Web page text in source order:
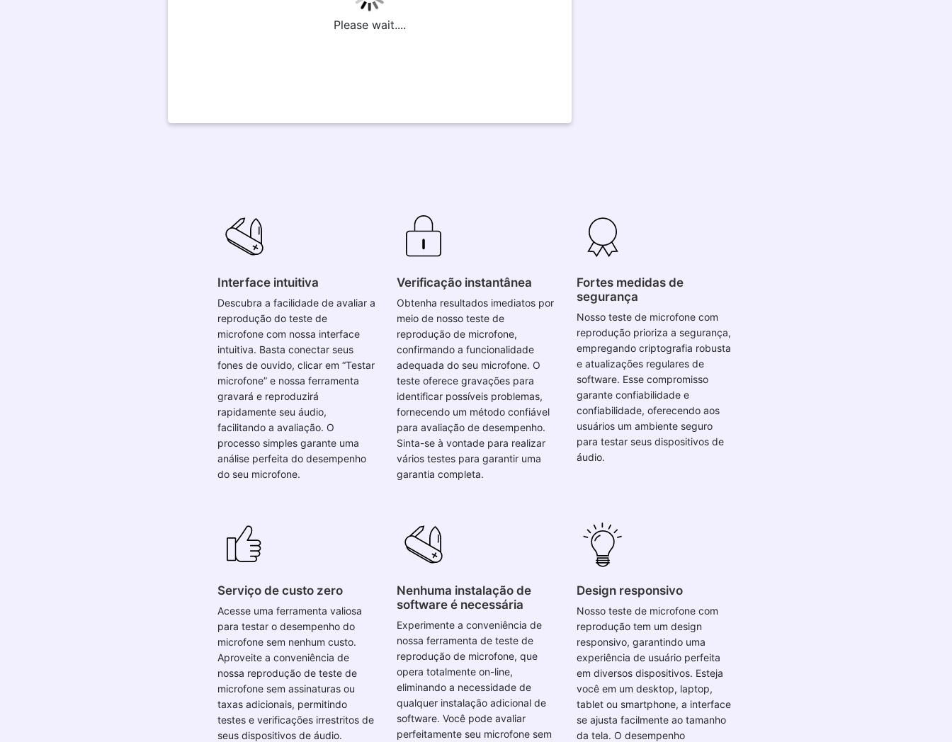
Please wait....
Interface intuitiva
Descubra a facilidade de avaliar a
reprodução do teste de
microfone com nossa interface
intuitiva. Basta conectar seus
fones de ouvido, clicar em “Testar
microfone” e nossa ferramenta
gravará e reproduzirá
rapidamente seu áudio,
facilitando a avaliação. O
processo simples garante uma
análise perfeita do desempenho
do seu microfone.
Verificação instantânea
Obtenha resultados imediatos por
meio de nosso teste de
reprodução de microfone,
confirmando a funcionalidade
adequada do seu microfone. O
teste oferece gravações para
identificar possíveis problemas,
fornecendo um método confiável
para avaliação de desempenho.
Sinta-se à vontade para realizar
vários testes para garantir uma
garantia completa.
Fortes medidas de
segurança
Nosso teste de microfone com
reprodução prioriza a segurança,
empregando criptografia robusta
e atualizações regulares de
software. Esse compromisso
garante confiabilidade e
confiabilidade, oferecendo aos
usuários um ambiente seguro
para testar seus dispositivos de
áudio.
Serviço de custo zero
Acesse uma ferramenta valiosa
para testar o desempenho do
microfone sem nenhum custo.
Aproveite a conveniência de
nossa reprodução de teste de
microfone sem assinaturas ou
taxas adicionais, permitindo
testes e verificações irrestritos de
seus dispositivos de áudio.
Nenhuma instalação de
software é necessária
Experimente a conveniência de
nossa ferramenta de teste de
reprodução de microfone, que
opera totalmente on-line,
eliminando a necessidade de
qualquer instalação adicional de
software. Você pode avaliar
perfeitamente seu microfone sem
Design responsivo
Nosso teste de microfone com
reprodução tem um design
responsivo, garantindo uma
experiência de usuário perfeita
em diversos dispositivos. Esteja
você em um desktop, laptop,
tablet ou smartphone, a interface
se ajusta facilmente ao tamanho
da tela. O desempenho